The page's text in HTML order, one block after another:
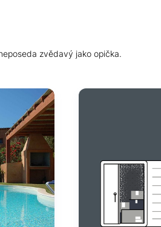
zvědavý jako opička.